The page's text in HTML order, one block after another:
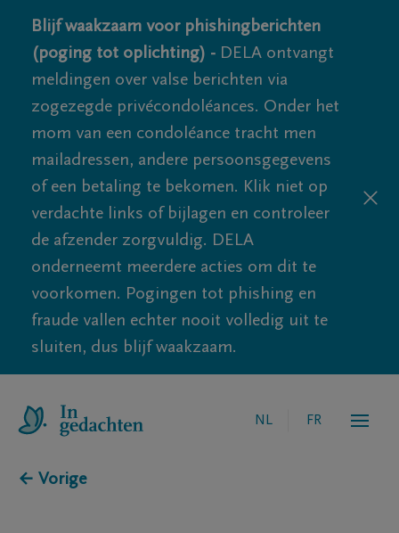
Blijf waakzaam voor phishingberichten
(poging tot oplichting) - DELA ontvangt
meldingen over valse berichten via
zogezegde privécondoléances. Onder het
mom van een condoléance tracht men
mailadressen, andere persoonsgegevens
of een betaling te bekomen. Klik niet op
verdachte links of bijlagen en controleer
de afzender zorgvuldig. DELA
onderneemt meerdere acties om dit te
voorkomen. Pogingen tot phishing en
fraude vallen echter nooit volledig uit te
sluiten, dus blijf waakzaam.
NL FR
← Vorige